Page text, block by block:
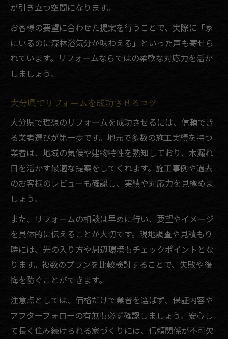
が引き立つ空間になります。
お客様の要望に合わせた提案を行うことで、実際に「家
にいるのに森林浴気分が味わえる」といった声も寄せら
れています。リフォームならではの柔軟な対応力を活か
しましょう。
大分県でリフォームを成功させるコツ
大分県で理想のリフォームを成功させるには、信頼でき
る業者選びが第一歩です。地元で多数の施工実績を持つ
業者は、地域の気候や建物特性を熟知しており、木漏れ
日を活かす最適な提案をしてくれます。施工事例や過去
のお客様のレビューも確認し、実績や対応力を見極めま
しょう。
また、リフォームの相談は早めに行い、要望やイメージ
を具体的に伝えることが大切です。現地調査や見積もり
時には、光の入り方や周辺環境もチェックポイントとな
ります。複数のプランを比較検討することで、失敗や後
悔を防ぐことができます。
注意点としては、価格だけで業者を選ばず、保証内容や
アフターフォローの有無も必ず確認しましょう。安心し
て長く住み続けられる家づくりには、信頼関係が不可欠